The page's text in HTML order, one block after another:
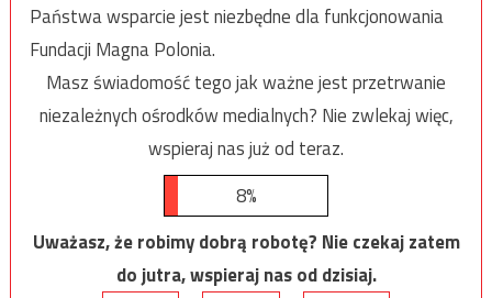
Państwa wsparcie jest niezbędne dla funkcjonowania
Fundacji Magna Polonia.
Masz świadomość tego jak ważne jest przetrwanie
niezależnych ośrodków medialnych? Nie zwlekaj więc,
wspieraj nas już od teraz.
8%
Uważasz, że robimy dobrą robotę? Nie czekaj zatem
do jutra, wspieraj nas od dzisiaj.